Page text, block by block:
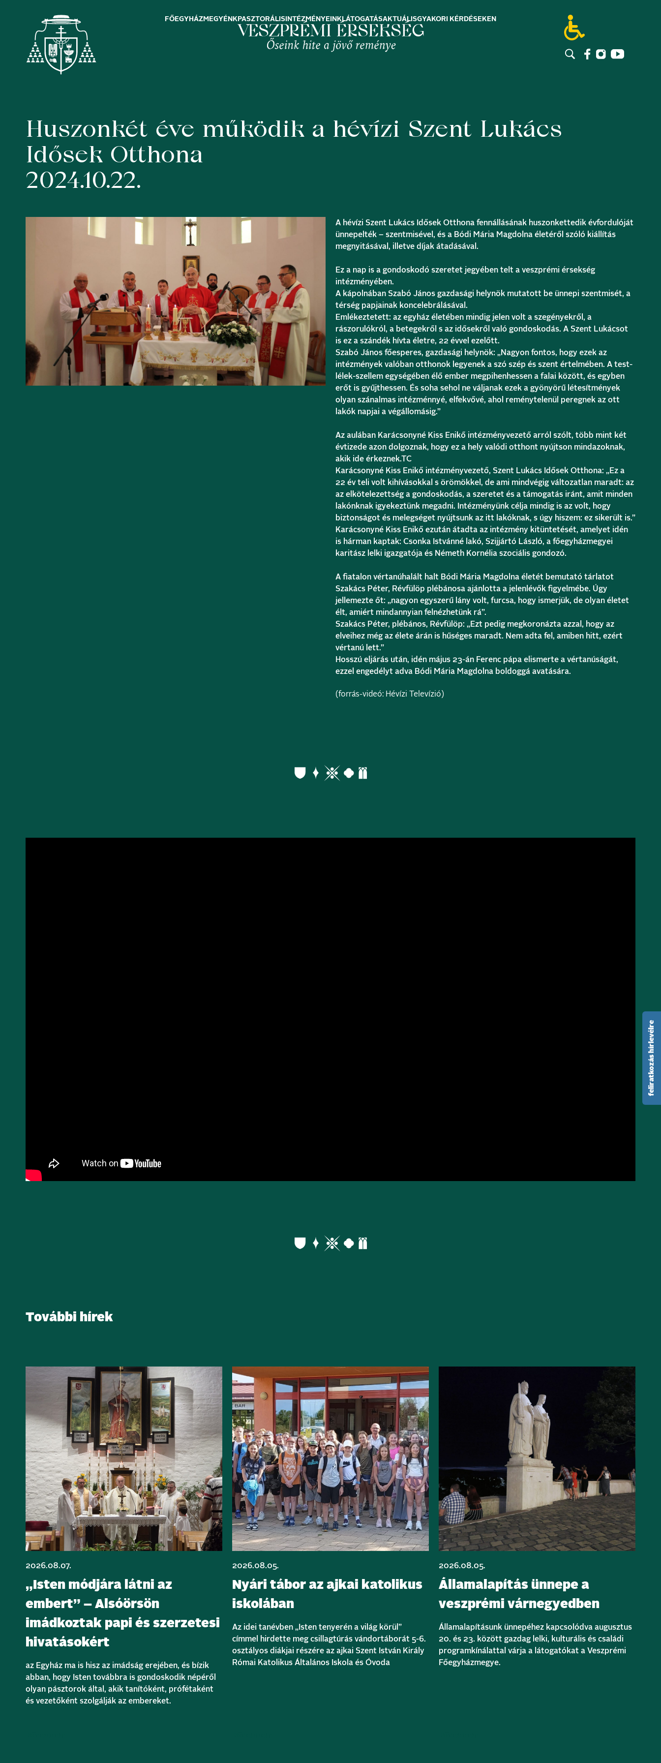
FŐEGYHÁZMEGYÉNK PASZTORÁLIS INTÉZMÉNYEINK LÁTOGATÁSAKTUÁLISGYAKORI KÉRDÉSEK EN
Huszonkét éve működik a hévízi Szent Lukács
Idősek Otthona
2024.10.22.
A hévízi Szent Lukács Idősek Otthona fennállásának huszonkettedik évfordulóját
ünnepelték – szentmisével, és a Bódi Mária Magdolna életéről szóló kiállítás
megnyitásával, illetve díjak átadásával.
Ez a nap is a gondoskodó szeretet jegyében telt a veszprémi érsekség
intézményében.
A kápolnában Szabó János gazdasági helynök mutatott be ünnepi szentmisét, a
térség papjainak koncelebrálásával.
Emlékeztetett: az egyház életében mindig jelen volt a szegényekről, a
rászorulókról, a betegekről s az idősekről való gondoskodás. A Szent Lukácsot
is ez a szándék hívta életre, 22 évvel ezelőtt.
Szabó János főesperes, gazdasági helynök: „Nagyon fontos, hogy ezek az
intézmények valóban otthonok legyenek a szó szép és szent értelmében. A test-
lélek-szellem egységében élő ember megpihenhessen a falai között, és egyben
erőt is gyűjthessen. És soha sehol ne váljanak ezek a gyönyörű létesítmények
olyan szánalmas intézménnyé, elfekvővé, ahol reménytelenül peregnek az ott
lakók napjai a végállomásig.”
Az aulában Karácsonyné Kiss Enikő intézményvezető arról szólt, több mint két
évtizede azon dolgoznak, hogy ez a hely valódi otthont nyújtson mindazoknak,
akik ide érkeznek.TC
Karácsonyné Kiss Enikő intézményvezető, Szent Lukács Idősek Otthona: „Ez a
22 év teli volt kihívásokkal s örömökkel, de ami mindvégig változatlan maradt: az
az elkötelezettség a gondoskodás, a szeretet és a támogatás iránt, amit minden
lakónknak igyekeztünk megadni. Intézményünk célja mindig is az volt, hogy
biztonságot és melegséget nyújtsunk az itt lakóknak, s úgy hiszem: ez sikerült is.”
Karácsonyné Kiss Enikő ezután átadta az intézmény kitüntetését, amelyet idén
is hárman kaptak: Csonka Istvánné lakó, Szijjártó László, a főegyházmegyei
karitász lelki igazgatója és Németh Kornélia szociális gondozó.
A fiatalon vértanúhalált halt Bódi Mária Magdolna életét bemutató tárlatot
Szakács Péter, Révfülöp plébánosa ajánlotta a jelenlévők figyelmébe. Úgy
jellemezte őt: „nagyon egyszerű lány volt, furcsa, hogy ismerjük, de olyan életet
élt, amiért mindannyian felnézhetünk rá”.
Szakács Péter, plébános, Révfülöp: „Ezt pedig megkoronázta azzal, hogy az
elveihez még az élete árán is hűséges maradt. Nem adta fel, amiben hitt, ezért
vértanú lett.”
Hosszú eljárás után, idén május 23-án Ferenc pápa elismerte a vértanúságát,
ezzel engedélyt adva Bódi Mária Magdolna boldoggá avatására.
(forrás-videó: Hévízi Televízió)
További hírek
2026.08.07.
„Isten módjára látni az
embert” – Alsóörsön
imádkoztak papi és szerzetesi
hivatásokért
az Egyház ma is hisz az imádság erejében, és bízik
abban, hogy Isten továbbra is gondoskodik népéről
olyan pásztorok által, akik tanítóként, prófétaként
és vezetőként szolgálják az embereket.
2026.08.05.
Nyári tábor az ajkai katolikus
iskolában
Az idei tanévben „Isten tenyerén a világ körül”
címmel hirdette meg csillagtúrás vándortáborát 5-6.
osztályos diákjai részére az ajkai Szent István Király
Római Katolikus Általános Iskola és Óvoda
2026.08.05.
Államalapítás ünnepe a
veszprémi várnegyedben
Államalapításunk ünnepéhez kapcsolódva augusztus
20. és 23. között gazdag lelki, kulturális és családi
programkínálattal várja a látogatókat a Veszprémi
Főegyházmegye.
feliratkozás hírlevélre